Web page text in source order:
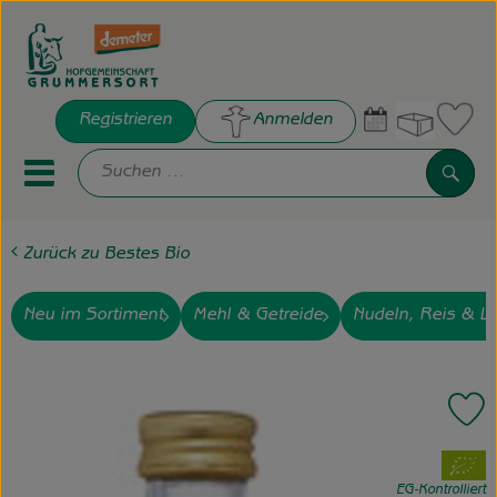
Registrieren Anmelden
Mobiles Menu öffnen oder
Hofkisten
Frisches
Hof Grummersort e.V.
Zurück zu Bestes Bio
Neu im Sortiment Mehl & Getreide Nudeln, Reis &
, Verband:
EG-Kontrolliert